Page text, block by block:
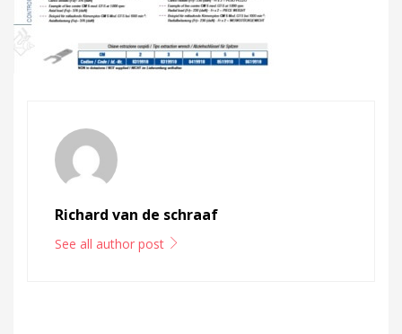
Richard van de schraaf
See all author post